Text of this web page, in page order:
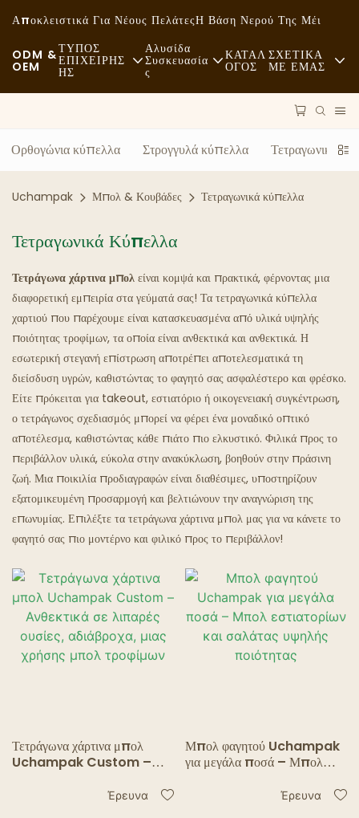
Αποκλειστικά Για Νέους ΠελάτεςΗ Βάση Νερού Της Μέι
ODM &
OEM
ΤΥΠΟΣ
ΕΠΙΧΕΙΡΗΣ
ΗΣ
Γρήγορο Φαγητό
Εκλεκτό Φαγητό
Καφετέριες Και Καφετέριες
Μπουφές
Φορτηγά Τροφίμων
Αρτοποιείο
Λιπαρό Κουτάλι
Εστιατόρια Ghost
Αλυσίδα
Συσκευασία
Σ
Πρώτες Ύλες
Διαδικασία
Τεχνολογία
ΚΑΤΑΛ
ΟΓΟΣ
ΣΧΕΤΙΚΑ
ΜΕ ΕΜΑΣ
Υποθέσεις
Ορθογώνια κύπελλα Στρογγυλά κύπελλα Τετραγωνικά
Uchampak Μπολ & Κουβάδες Τετραγωνικά κύπελλα
Τετραγωνικά Κύπελλα
Τετράγωνα χάρτινα μπολ είναι κομψά και πρακτικά, φέρνοντας μια
διαφορετική εμπειρία στα γεύματά σας! Τα τετραγωνικά κύπελλα
χαρτιού που παρέχουμε είναι κατασκευασμένα από υλικά υψηλής
ποιότητας τροφίμων, τα οποία είναι ανθεκτικά και ανθεκτικά. Η
εσωτερική στεγανή επίστρωση αποτρέπει αποτελεσματικά τη
διείσδυση υγρών, καθιστώντας το φαγητό σας ασφαλέστερο και φρέσκο.
Είτε πρόκειται για takeout, εστιατόριο ή οικογενειακή συγκέντρωση,
ο τετράγωνος σχεδιασμός μπορεί να φέρει ένα μοναδικό οπτικό
αποτέλεσμα, καθιστώντας κάθε πιάτο πιο ελκυστικό. Φιλικά προς το
περιβάλλον υλικά, εύκολα στην ανακύκλωση, βοηθούν στην πράσινη
ζωή. Μια ποικιλία προδιαγραφών είναι διαθέσιμες, υποστηρίζουν
εξατομικευμένη προσαρμογή και βελτιώνουν την αναγνώριση της
επωνυμίας. Επιλέξτε τα τετράγωνα χάρτινα μπολ μας για να κάνετε το
φαγητό σας πιο μοντέρνο και φιλικό προς το περιβάλλον!
Τετράγωνα χάρτινα μπολ
Uchampak Custom –
αδιάβροχα, μιας χρήσης μπολ
Έρευνα
Μπολ φαγητού Uchampak
για μεγάλα ποσά – Μπολ
Έρευνα